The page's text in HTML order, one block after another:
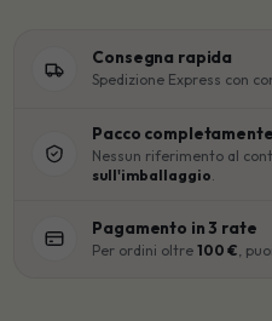
Consegna rapida
Spedizione Express con
Pacco
Nessun riferimento al
sull'imballaggio
Pagamento in 3 rate
Per ordini oltre100 € ,